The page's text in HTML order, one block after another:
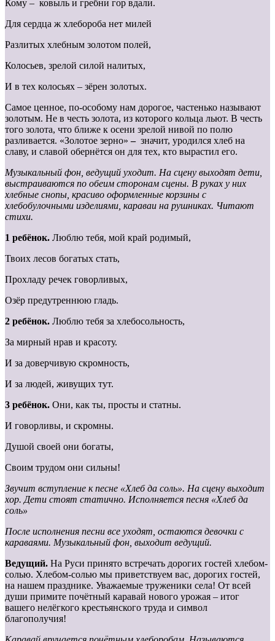
Кому – ковыль и гребни гор вдали.
Для сердца ж хлебороба нет милей
Разлитых хлебным золотом полей,
Колосьев, зрелой силой налитых,
И в тех колосьях – зёрен золотых.
Самое ценное, по-особому нам дорогое, частенько называют
золотым. Не в честь золота, из которого кольца льют. В честь
того золота, что ближе к осени зрелой нивой по полю
разливается. «Золотое зерно»–значит, уродился хлеб на
славу, и славой обернётся он для тех, кто вырастил его.
Музыкальный фон, ведущий уходит. На сцену выходят дети,
выстраиваются по обеим сторонам сцены. В руках у них
хлебные снопы, красиво оформленные корзины с
хлебобулочными изделиями, караваи на рушниках. Читают
стихи.
1 ребёнок. Люблю тебя, мой край родимый,
Твоих лесов богатых стать,
Прохладу речек говорливых,
Озёр предутреннюю гладь.
2 ребёнок. Люблю тебя за хлебосольность,
За мирный нрав и красоту.
И за доверчивую скромность,
И за людей, живущих тут.
3 ребёнок. Они, как ты, просты и статны.
И говорливы, и скромны.
Душой своей они богаты,
Своим трудом они сильны!
Звучит вступление к песне «Хлеб да соль». На сцену выходит
хор. Дети стоят статично. Исполняется песня «Хлеб да
соль»
После исполнения песни все уходят, остаются девочки с
караваями. Музыкальный фон, выходит ведущий.
Ведущий. На Руси принято встречать дорогих гостей хлебом-
солью. Хлебом-солью мы приветствуем вас, дорогих гостей,
на нашем празднике. Уважаемые труженики села! От всей
души примите почётный каравай нового урожая – итог
вашего нелёгкого крестьянского труда и символ
благополучия!